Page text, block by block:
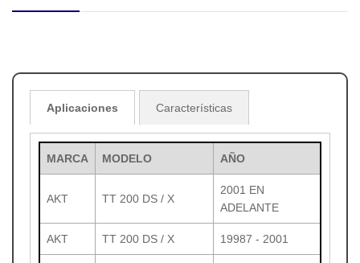
Aplicaciones Características
MARCA MODELO AÑO
AKT TT 200 DS / X
2001 EN
ADELANTE
AKT TT 200 DS / X 19987 - 2001